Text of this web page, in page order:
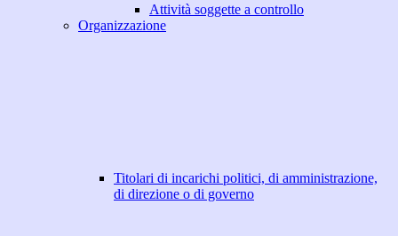
Attività soggette a controllo
Organizzazione
Titolari di incarichi politici, di amministrazione,
di direzione o di governo